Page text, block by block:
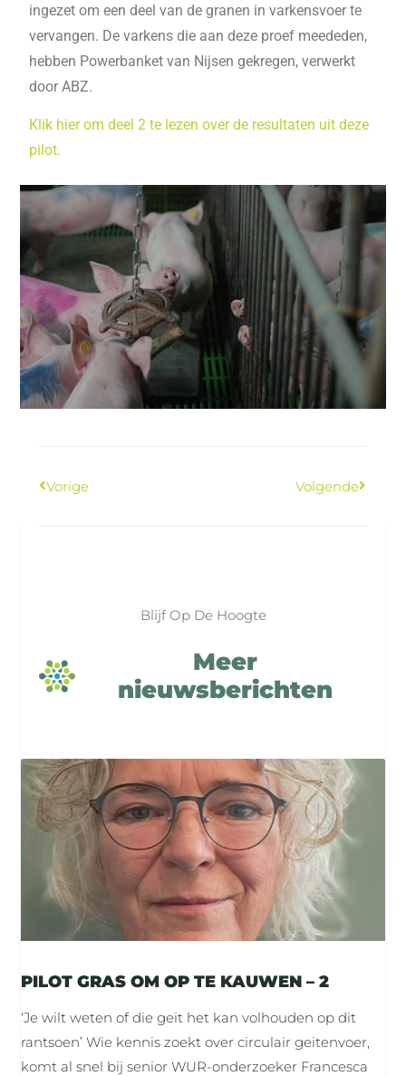
ingezet om een deel van de granen in varkensvoer te
vervangen. De varkens die aan deze proef meededen,
hebben Powerbanket van Nijsen gekregen, verwerkt
door ABZ.
Klik hier om deel 2 te lezen over de resultaten uit deze
pilot.
Vorige Volgende
Blijf Op De Hoogte
Meer
nieuwsberichten
PILOT GRAS OM OP TE KAUWEN – 2
‘Je wilt weten of die geit het kan volhouden op dit
rantsoen’ Wie kennis zoekt over circulair geitenvoer,
komt al snel bij senior WUR-onderzoeker Francesca